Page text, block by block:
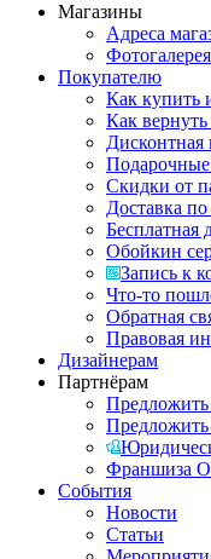
Магазины
Адреса
Фотогалерея
Покупателю
Как купить
Как вернуть
Дисконтная
Скидки от
Доставка
Бесплатная
Обойкин
Запись к
Что-то
Обратная
Правовая
Дизайнерам
Партнёрам
Предложить
Предложить
Франшиза
События
Новости
Статьи